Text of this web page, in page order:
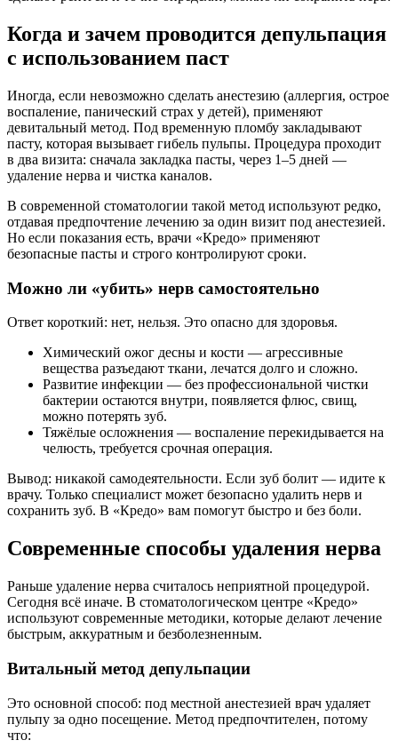
Когда и зачем проводится депульпация
с использованием паст
Иногда, если невозможно сделать анестезию (аллергия, острое
воспаление, панический страх у детей), применяют
девитальный метод. Под временную пломбу закладывают
пасту, которая вызывает гибель пульпы. Процедура проходит
в два визита: сначала закладка пасты, через 1–5 дней —
удаление нерва и чистка каналов.
В современной стоматологии такой метод используют редко,
отдавая предпочтение лечению за один визит под анестезией.
Но если показания есть, врачи «Кредо» применяют
безопасные пасты и строго контролируют сроки.
Можно ли «убить» нерв самостоятельно
Ответ короткий: нет, нельзя. Это опасно для здоровья.
Химический ожог десны и кости — агрессивные
вещества разъедают ткани, лечатся долго и сложно.
Развитие инфекции — без профессиональной чистки
бактерии остаются внутри, появляется флюс, свищ,
можно потерять зуб.
Тяжёлые осложнения — воспаление перекидывается на
челюсть, требуется срочная операция.
Вывод: никакой самодеятельности. Если зуб болит — идите к
врачу. Только специалист может безопасно удалить нерв и
сохранить зуб. В «Кредо» вам помогут быстро и без боли.
Современные способы удаления нерва
Раньше удаление нерва считалось неприятной процедурой.
Сегодня всё иначе. В стоматологическом центре «Кредо»
используют современные методики, которые делают лечение
быстрым, аккуратным и безболезненным.
Витальный метод депульпации
Это основной способ: под местной анестезией врач удаляет
пульпу за одно посещение. Метод предпочтителен, потому
что: